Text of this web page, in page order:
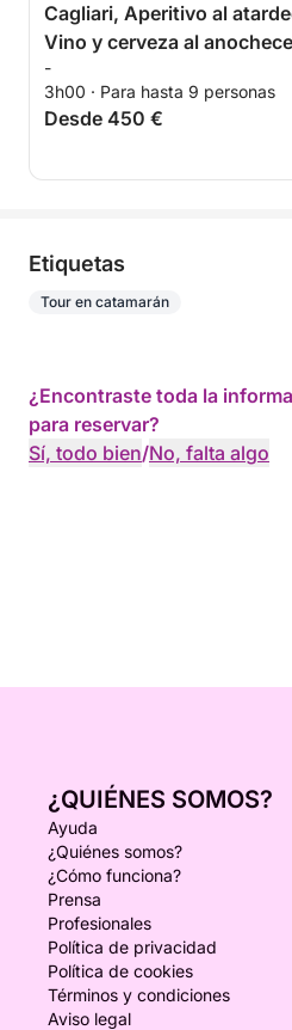
Cagliari, Aperitivo al
Vino y cerveza al
-
3h00 · Para hasta 9 personas
Desde 450 €
Etiquetas
Tour en catamarán
¿Encontraste toda la
para reservar?
Sí, todo bien/No, falta algo
¿QUIÉNES SOMOS?
Ayuda
¿Quiénes somos?
¿Cómo funciona?
Prensa
Profesionales
Política de privacidad
Política de cookies
Términos y condiciones
Aviso legal